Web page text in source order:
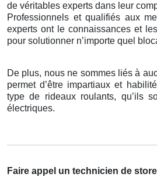
de véritables experts dans leur
Professionnels et qualifiés aux
experts ont le connaissances et
pour solutionner n’importe quel
De plus, nous ne sommes liés à
permet d’être impartiaux et
type de rideaux roulants, qu’ils
électriques.
Faire appel un technicien de store